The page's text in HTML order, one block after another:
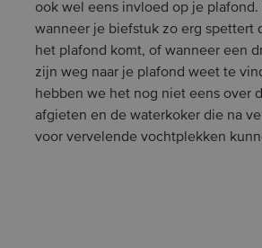
ook wel eens invloed op je plafond.
wanneer je biefstuk zo erg spettert
het plafond komt, of wanneer een
zijn weg naar je plafond weet te
hebben we het nog niet eens over
afgieten en de waterkoker die na
voor vervelende vochtplekken